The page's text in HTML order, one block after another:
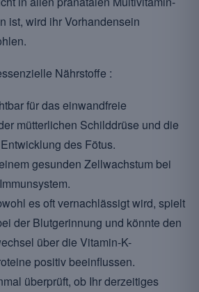
ist, wird ihr Vorhandensein
Nährstoffe :
für das einwandfreie
mütterlichen Schilddrüse und die
des Fötus.
gesunden Zellwachstum bei
es oft vernachlässigt wird, spielt
der Blutgerinnung und könnte den
über die Vitamin-K-
positiv beeinflussen.
überprüft, ob Ihr derzeitiges